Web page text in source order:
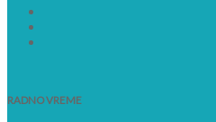
RADNO VREME